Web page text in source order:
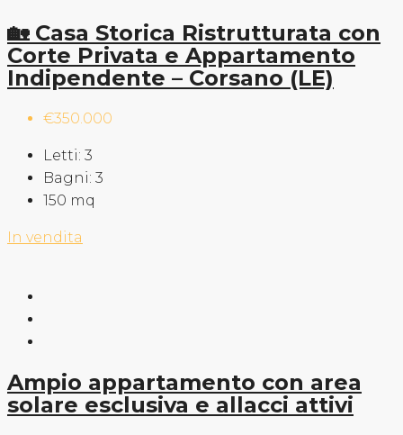
🏡 Casa Storica Ristrutturata con
Corte Privata e Appartamento
Indipendente – Corsano (LE)
€350.000
Letti: 3
Bagni: 3
150 mq
In vendita
Ampio appartamento con area
solare esclusiva e allacci attivi